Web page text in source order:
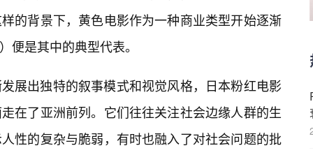
的背景下，黄色电影作为一种商业类型开始逐渐
便是其中的典型代表。
展出独特的叙事模式和视觉风格，日本粉红电影
在了亚洲前列。它们往往关注社会边缘人群的生
性的复杂与脆弱，有时也融入了对社会问题的批